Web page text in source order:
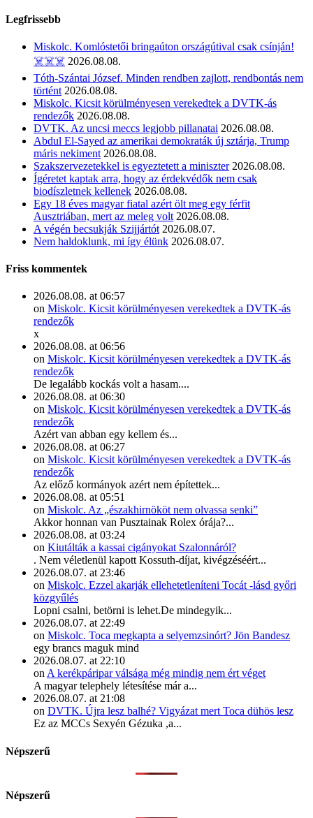
Legfrissebb
Miskolc. Komlóstetői bringaúton országútival csak csínján!
☠️☠️☠️ 2026.08.08.
Tóth-Szántai József. Minden rendben zajlott, rendbontás nem
történt 2026.08.08.
Miskolc. Kicsit körülményesen verekedtek a DVTK-ás
rendezők 2026.08.08.
DVTK. Az uncsi meccs legjobb pillanatai 2026.08.08.
Abdul El-Sayed az amerikai demokraták új sztárja, Trump
máris nekiment 2026.08.08.
Szakszervezetekkel is egyeztetett a miniszter 2026.08.08.
Ígéretet kaptak arra, hogy az érdekvédők nem csak
biodíszletnek kellenek 2026.08.08.
Egy 18 éves magyar fiatal azért ölt meg egy férfit
Ausztriában, mert az meleg volt 2026.08.08.
A végén becsukják Szijjártót 2026.08.07.
Nem haldoklunk, mi így élünk 2026.08.07.
Friss kommentek
2026.08.08. at 06:57
on Miskolc. Kicsit körülményesen verekedtek a DVTK-ás
rendezők
x
2026.08.08. at 06:56
on Miskolc. Kicsit körülményesen verekedtek a DVTK-ás
rendezők
De legalább kockás volt a hasam....
2026.08.08. at 06:30
on Miskolc. Kicsit körülményesen verekedtek a DVTK-ás
rendezők
Azért van abban egy kellem és...
2026.08.08. at 06:27
on Miskolc. Kicsit körülményesen verekedtek a DVTK-ás
rendezők
Az előző kormányok azért nem építettek...
2026.08.08. at 05:51
on Miskolc. Az „északhirnököt nem olvassa senki”
Akkor honnan van Pusztainak Rolex órája?...
2026.08.08. at 03:24
on Kiutálták a kassai cigányokat Szalonnáról?
. Nem véletlenül kapott Kossuth-díjat, kivégzéséért...
2026.08.07. at 23:46
on Miskolc. Ezzel akarják ellehetetleníteni Tocát -lásd győri
közgyűlés
Lopni csalni, betörni is lehet.De mindegyik...
2026.08.07. at 22:49
on Miskolc. Toca megkapta a selyemzsinórt? Jön Bandesz
egy brancs maguk mind
2026.08.07. at 22:10
onA kerékpáripar válsága még mindig nem ért véget
A magyar telephely létesítése már a...
2026.08.07. at 21:08
on DVTK. Újra lesz balhé? Vigyázat mert Toca dühös lesz
Ez az MCCs Sexyén Gézuka ,a...
Népszerű
Népszerű